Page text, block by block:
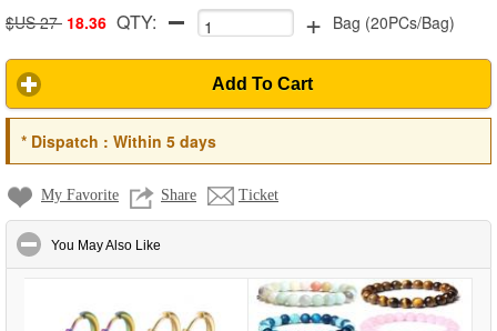
gray
$US 27 18.36 QTY: + Bag (20PCs/Bag)
Add To Cart
*Dispatch : Within 5 days
My Favorite Share Ticket
You May Also Like